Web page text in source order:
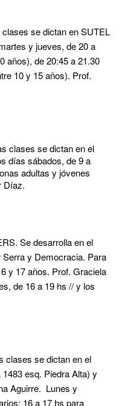
se dictan en SUTEL
y jueves, de 20 a
años), de 20:45 a 21.30
10 y 15 años). Prof.
clases se dictan en el
días sábados, de 9 a
adultas y jóvenes
Díaz.
Se desarrolla en el
y Democracia. Para
y 17 años. Prof. Graciela
de 16 a 19 hs // y los
clases se dictan en el
esq. Piedra Alta) y
Aguirre. Lunes y
16 a 17 hs para